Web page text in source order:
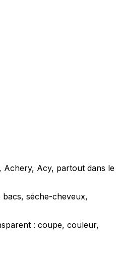
Achery, Acy, partout dans le
sèche-cheveux,
: coupe, couleur,